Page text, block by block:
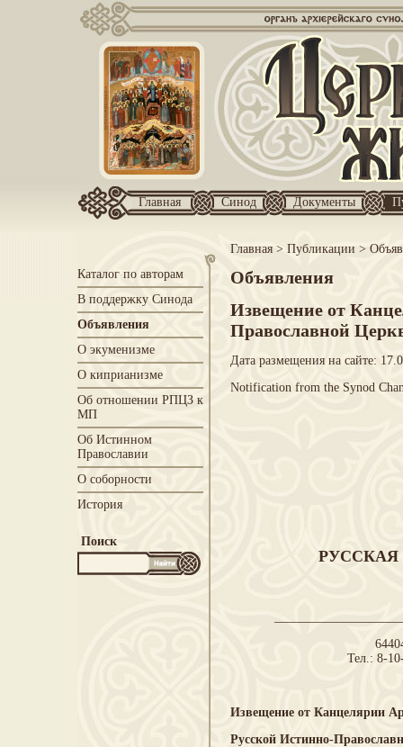
Главная Синод Документы
Главная> Публикации >
Каталог по авторам
В поддержку Синода
Объявления
О экуменизме
О киприанизме
Об отношении РПЦЗ к
МП
Об Истинном
Православии
О соборности
История
Поиск
Объявления
Извещение от
Православной
Дата размещения на сайте:
Notification from the Synod
Тел.: 8-
Извещение от Канцелярии
Русской Истинно-